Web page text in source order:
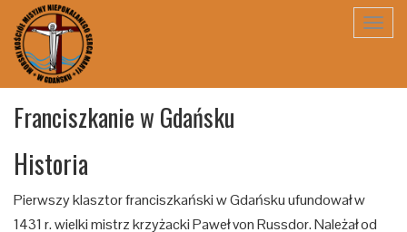
Franciszkanie w Gdańsku
Historia
Pierwszy klasztor franciszkański w Gdańsku ufundował w
1431 r. wielki mistrz krzyżacki Paweł von Russdor. Należał od